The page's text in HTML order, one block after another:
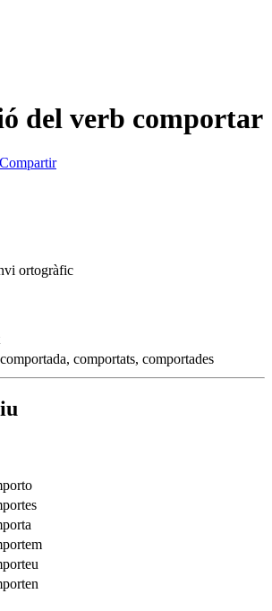
del verb comportar
Compartir
ortogràfic
comportada, comportats, comportades